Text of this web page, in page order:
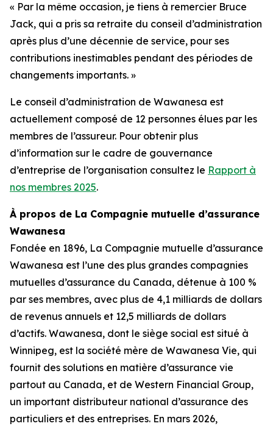
« Par la même occasion, je tiens à remercier Bruce
Jack, qui a pris sa retraite du conseil d’administration
après plus d’une décennie de service, pour ses
contributions inestimables pendant des périodes de
changements importants. »
Le conseil d’administration de Wawanesa est
actuellement composé de 12 personnes élues par les
membres de l’assureur. Pour obtenir plus
d’information sur le cadre de gouvernance
d’entreprise de l’organisation consultez le Rapport à
nos membres 2025.
À propos de La Compagnie mutuelle d’assurance
Wawanesa
Fondée en 1896, La Compagnie mutuelle d’assurance
Wawanesa est l’une des plus grandes compagnies
mutuelles d’assurance du Canada, détenue à 100 %
par ses membres, avec plus de 4,1 milliards de dollars
de revenus annuels et 12,5 milliards de dollars
d’actifs. Wawanesa, dont le siège social est situé à
Winnipeg, est la société mère de Wawanesa Vie, qui
fournit des solutions en matière d’assurance vie
partout au Canada, et de Western Financial Group,
un important distributeur national d’assurance des
particuliers et des entreprises. En mars 2026,